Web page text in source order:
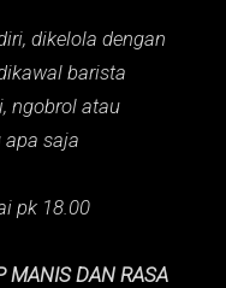
dikelola dengan
barista
ngobrol atau
saja
pk 18.00
MANIS DAN RASA